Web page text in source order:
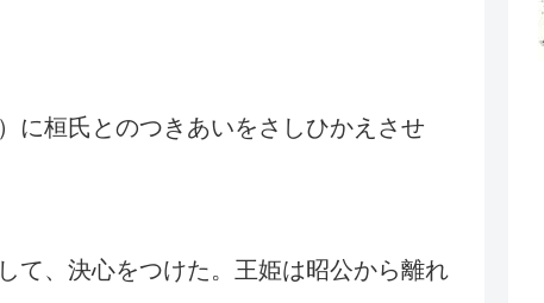
に桓氏とのつきあいをさしひかえさせ
て、決心をつけた。王姫は昭公から離れ